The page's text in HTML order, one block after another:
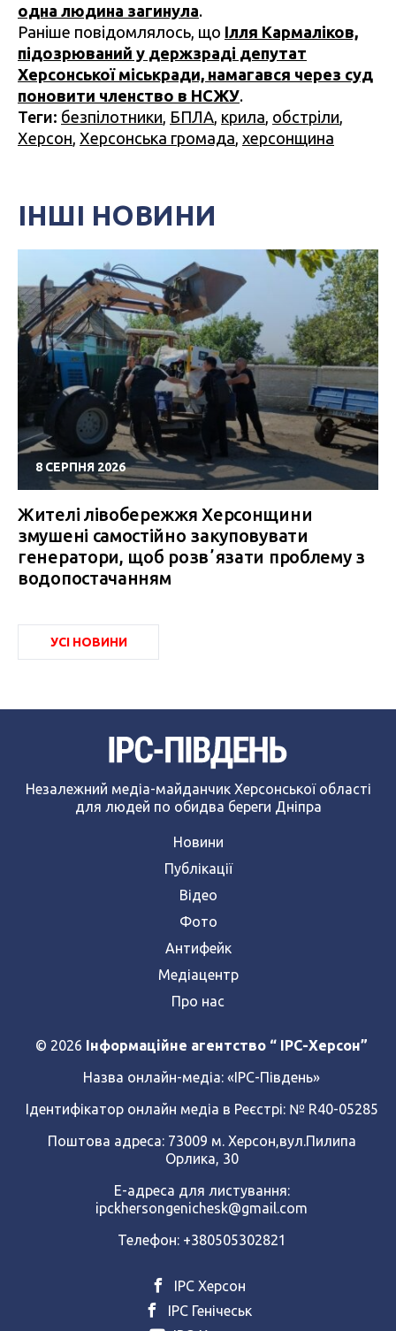
одна людина загинула.
Раніше повідомлялось, що Ілля Кармаліков,
підозрюваний у держзраді депутат
Херсонської міськради, намагався через суд
поновити членство в НСЖУ.
Теги: безпілотники, БПЛА, крила, обстріли,
Херсон, Херсонська громада, херсонщина
ІНШІ НОВИНИ
8 СЕРПНЯ 2026
Жителі лівобережжя Херсонщини
змушені самостійно закуповувати
генератори, щоб розвʼязати проблему з
водопостачанням
УСІ НОВИНИ
Незалежний медіа-майданчик Херсонської області
для людей по обидва береги Дніпра
Новини
Публікації
Відео
Фото
Антифейк
Медіацентр
Про нас
© 2026 Інформаційне агентство “ IPC-Херсон”
Назва онлайн-медіа: «ІРС-Південь»
Ідентифікатор онлайн медіа в Реєстрі: № R40-05285
Поштова адреса: 73009 м. Херсон,вул.Пилипа
Орлика, 30
Е-адреса для листування:
ipckhersongenichesk@gmail.com
Телефон: +380505302821
ІРС Херсон
ІРС Генічеськ